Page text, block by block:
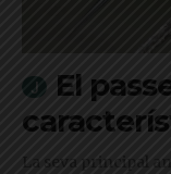
El
La seva principal